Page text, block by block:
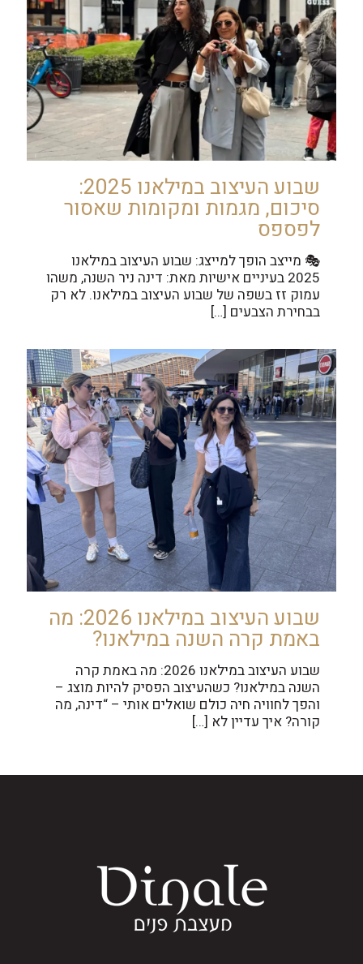
שבוע העיצוב במילאנו 2025:
סיכום, מגמות ומקומות שאסור
לפספס
🎭 מייצב הופך למייצג: שבוע העיצוב במילאנו
2025 בעיניים אישיות מאת: דינה ניר השנה, משהו
עמוק זז בשפה של שבוע העיצוב במילאנו. לא רק
בבחירת הצבעים […]
שבוע העיצוב במילאנו 2026: מה
באמת קרה השנה במילאנו?
שבוע העיצוב במילאנו 2026: מה באמת קרה
השנה במילאנו? כשהעיצוב הפסיק להיות מוצג –
והפך לחוויה חיה כולם שואלים אותי – “דינה, מה
קורה? איך עדיין לא […]